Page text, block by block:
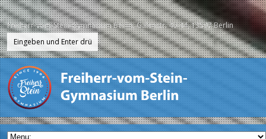
Freiherr-vom-Stein-Gymnasium Berlin, Galenstr. 40-44, 13597 Berlin